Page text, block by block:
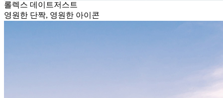
롤렉스 데이트저스트
영원한 단짝, 영원한 아이콘